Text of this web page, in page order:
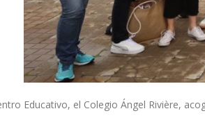
Educativo, el Colegio Ángel Rivière,